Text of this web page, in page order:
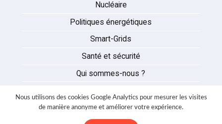
Nucléaire
Politiques énergétiques
Smart-Grids
Santé et sécurité
Qui sommes-nous ?
Partenaires
Nous utilisons des cookies Google Analytics pour mesurer les visites
de manière anonyme et améliorer votre expérience.